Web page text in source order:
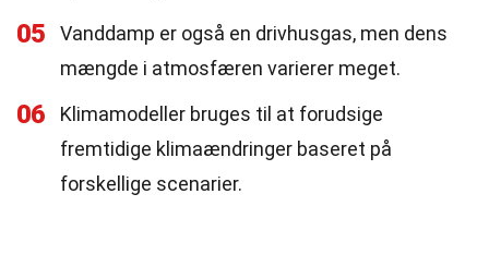
05
Vanddamp er også en drivhusgas, men dens
mængde i atmosfæren varierer meget.
06
Klimamodeller bruges til at forudsige
fremtidige klimaændringer baseret på
forskellige scenarier.